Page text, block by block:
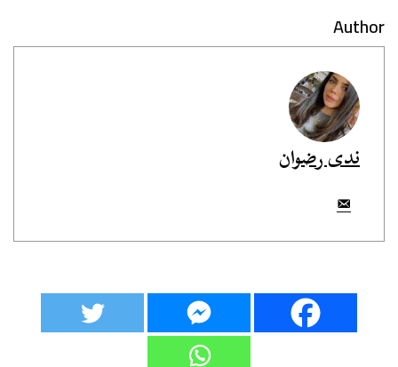
Author
ندى رضوان